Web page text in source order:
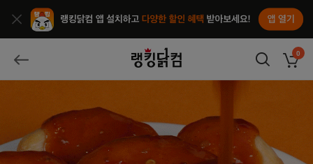
앱열기
종료
뒤로가기 랭킹닭컴 장바구
0